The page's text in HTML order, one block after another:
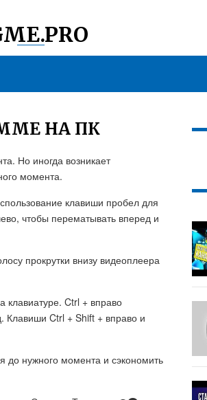
НА ПК
Но иногда возникает
момента.
клавиши пробел для
чтобы перематывать вперед и
прокрутки внизу видеоплеера
клавиатуре. Ctrl + вправо
Клавиши Ctrl + Shift + вправо и
до нужного момента и сэкономить